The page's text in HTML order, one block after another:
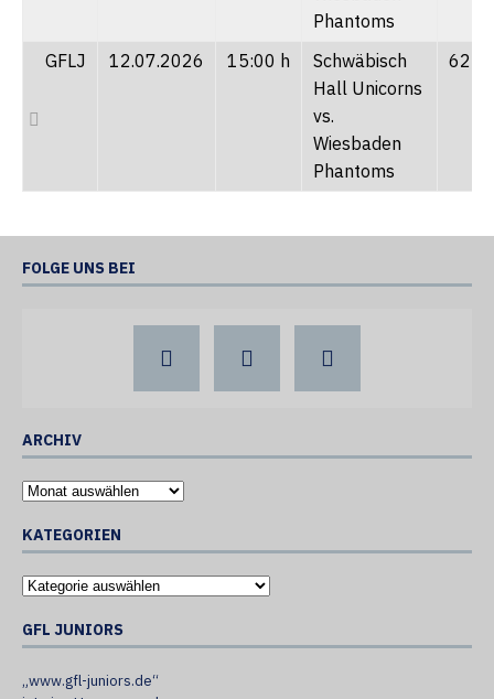
Phantoms
GFLJ 12.07.2026 15:00 h
Schwäbisch
Hall Unicorns
vs.
Wiesbaden
Phantoms
62 : 0
FOLGE UNS BEI
ARCHIV
KATEGORIEN
GFL JUNIORS
„www.gfl-juniors.de“